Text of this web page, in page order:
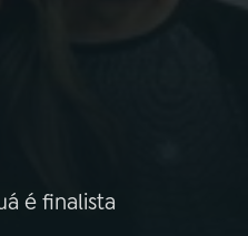
é finalista